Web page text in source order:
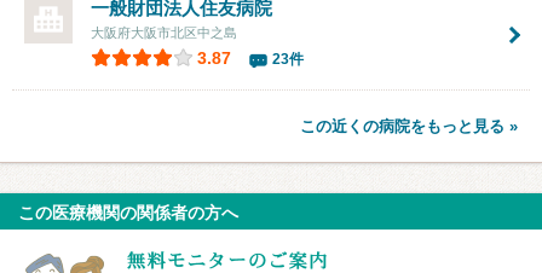
一般財団法人住友病院
大阪府大阪市北区中之島
3.87 23件
この近くの病院をもっと見る »
この医療機関の関係者の方へ